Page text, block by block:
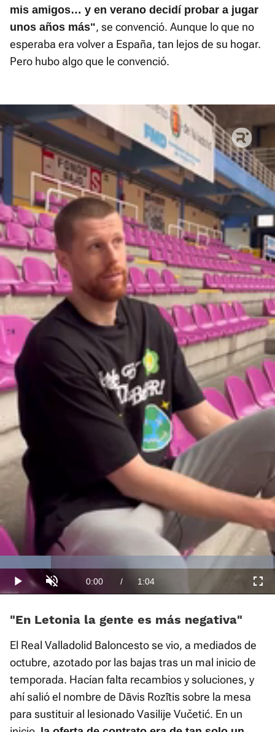
mis amigos… y en verano decidí probar a jugar
unos años más", se convenció. Aunque lo que no
esperaba era volver a España, tan lejos de su hogar.
Pero hubo algo que le convenció.
Play Unmute Current
0:00 / Duration
1:04
:
18.50%
«En Letonia la gente es más negativa»
El Real Valladolid Baloncesto se vio, a mediados de
octubre, azotado por las bajas tras un mal inicio de
temporada. Hacían falta recambios y soluciones, y
ahí salió el nombre de Dāvis Rozītis sobre la mesa
para sustituir al lesionado Vasilije Vučetić. En un